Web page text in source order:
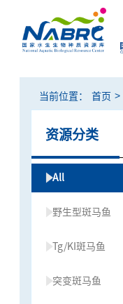
当前位置： 首页 >
资源分类
All
野生型斑马鱼
Tg/KI斑马鱼
突变斑马鱼